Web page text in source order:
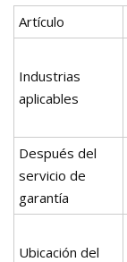
Artículo
Industrias
aplicables
Después del
servicio de
garantía
Ubicación del